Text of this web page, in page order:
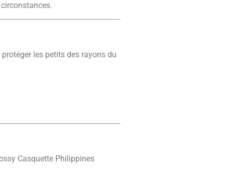
les petits des rayons du
Casquette Philippines